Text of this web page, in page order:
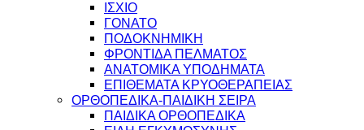
ΙΣΧΙΟ
ΓΟΝΑΤΟ
ΠΟΔΟΚΝΗΜΙΚΗ
ΦΡΟΝΤΙΔΑ ΠΕΛΜΑΤΟΣ
ΑΝΑΤΟΜΙΚΑ ΥΠΟΔΗΜΑΤΑ
ΕΠΙΘΕΜΑΤΑ ΚΡΥΟΘΕΡΑΠΕΙΑΣ
ΟΡΘΟΠΕΔΙΚΑ-ΠΑΙΔΙΚΗ ΣΕΙΡΑ
ΠΑΙΔΙΚΑ ΟΡΘΟΠΕΔΙΚΑ